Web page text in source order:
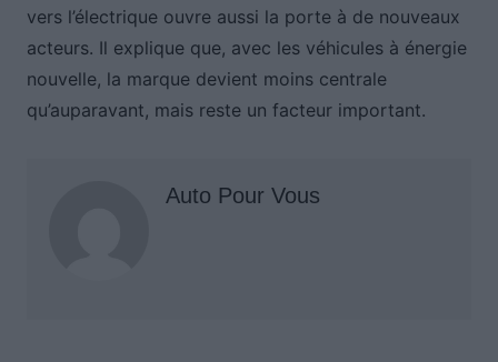
vers l’électrique ouvre aussi la porte à de nouveaux
acteurs. Il explique que, avec les véhicules à énergie
nouvelle, la marque devient moins centrale
qu’auparavant, mais reste un facteur important.
Auto Pour Vous